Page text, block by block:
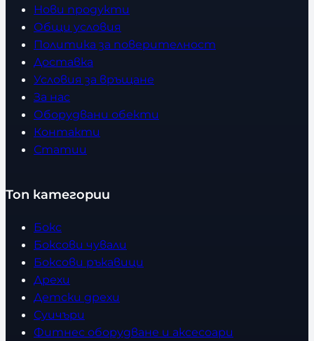
Нови продукти
Общи условия
Политика за поверителност
Доставка
Условия за връщане
За нас
Оборудвани обекти
Контакти
Статии
Топ категории
Бокс
Боксови чували
Боксови ръкавици
Дрехи
Детски дрехи
Суичъри
Фитнес оборудване и аксесоари